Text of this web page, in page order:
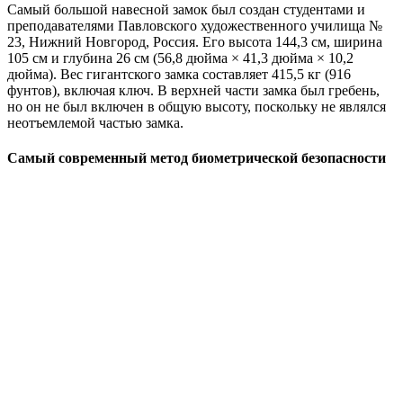
Самый большой навесной замок был создан студентами и
преподавателями Павловского художественного училища №
23, Нижний Новгород, Россия. Его высота 144,3 см, ширина
105 см и глубина 26 см (56,8 дюйма × 41,3 дюйма × 10,2
дюйма). Вес гигантского замка составляет 415,5 кг (916
фунтов), включая ключ. В верхней части замка был гребень,
но он не был включен в общую высоту, поскольку не являлся
неотъемлемой частью замка.
Самый современный метод биометрической безопасности